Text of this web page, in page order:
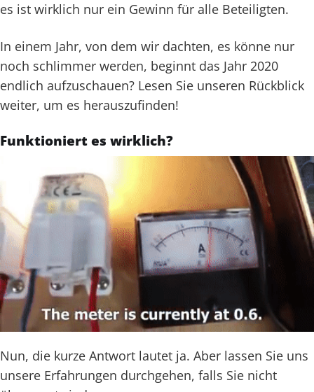
es ist wirklich nur ein Gewinn für alle Beteiligten.
In einem Jahr, von dem wir dachten, es könne nur
noch schlimmer werden, beginnt das Jahr 2020
endlich aufzuschauen? Lesen Sie unseren Rückblick
weiter, um es herauszufinden!
Funktioniert es wirklich?
Nun, die kurze Antwort lautet ja. Aber lassen Sie uns
unsere Erfahrungen durchgehen, falls Sie nicht